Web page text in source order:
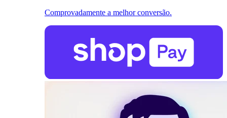
Comprovadamente a melhor conversão.